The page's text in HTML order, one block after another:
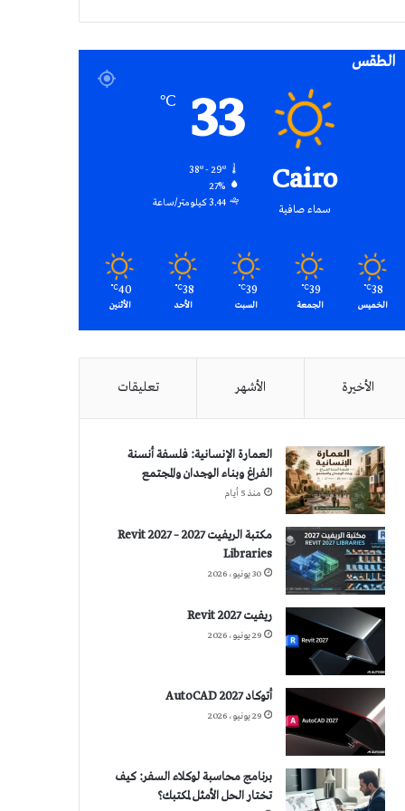
الطقس
Cairo
سماء صافية
33
℃
38º - 29º
27%
3.44 كيلومتر/ساعة
38
℃
الخميس
39
℃
الجمعة
39
℃
السبت
38
℃
الأحد
40
℃
الأثنين
الأخيرة الأشهر تعليقات
العمارة الإنسانية: فلسفة أنسنة
الفراغ وبناء الوجدان والمجتمع
منذ 5 أيام
مكتبة الريفيت 2027 – Revit 2027
Libraries
30 يونيو، 2026
ريفيت 2027 Revit
29 يونيو، 2026
أتوكاد 2027 AutoCAD
29 يونيو، 2026
برنامج محاسبة لوكلاء السفر: كيف
تختار الحل الأمثل لمكتبك؟